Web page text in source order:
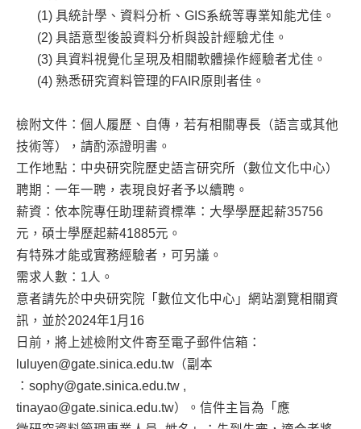
具統計學、資料分析、GIS系統等專業知能尤佳。
具語意型後設資料分析與設計經驗尤佳。
具資料視覺化呈現及相關軟體操作經驗者尤佳。
熟悉研究資料管理的FAIR原則者佳。
檢附文件：個人履歷、自傳，若有相關專長（語言或其他
技術等），請酌添證明書。
工作地點：中央研究院歷史語言研究所（數位文化中心）
聘期：一年一聘，表現良好者予以續聘。
薪資：依本院專任助理薪資標準：大學學歷起薪35756
元，碩士學歷起薪41885元。
有特殊才能或實務經驗者，可另議。
需求人數：1人。
意者請先於中央研究院「數位文化中心」網站瀏覽相關資
訊，並於2024年1月16
日前，將上述檢附文件寄至電子郵件信箱：
luluyen@gate.sinica.edu.tw（副本
：sophy@gate.sinica.edu.tw ,
tinayao@gate.sinica.edu.tw）。信件主旨為「應